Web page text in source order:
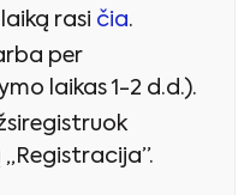
rasi čia.
per
laikas 1-2 d.d.).